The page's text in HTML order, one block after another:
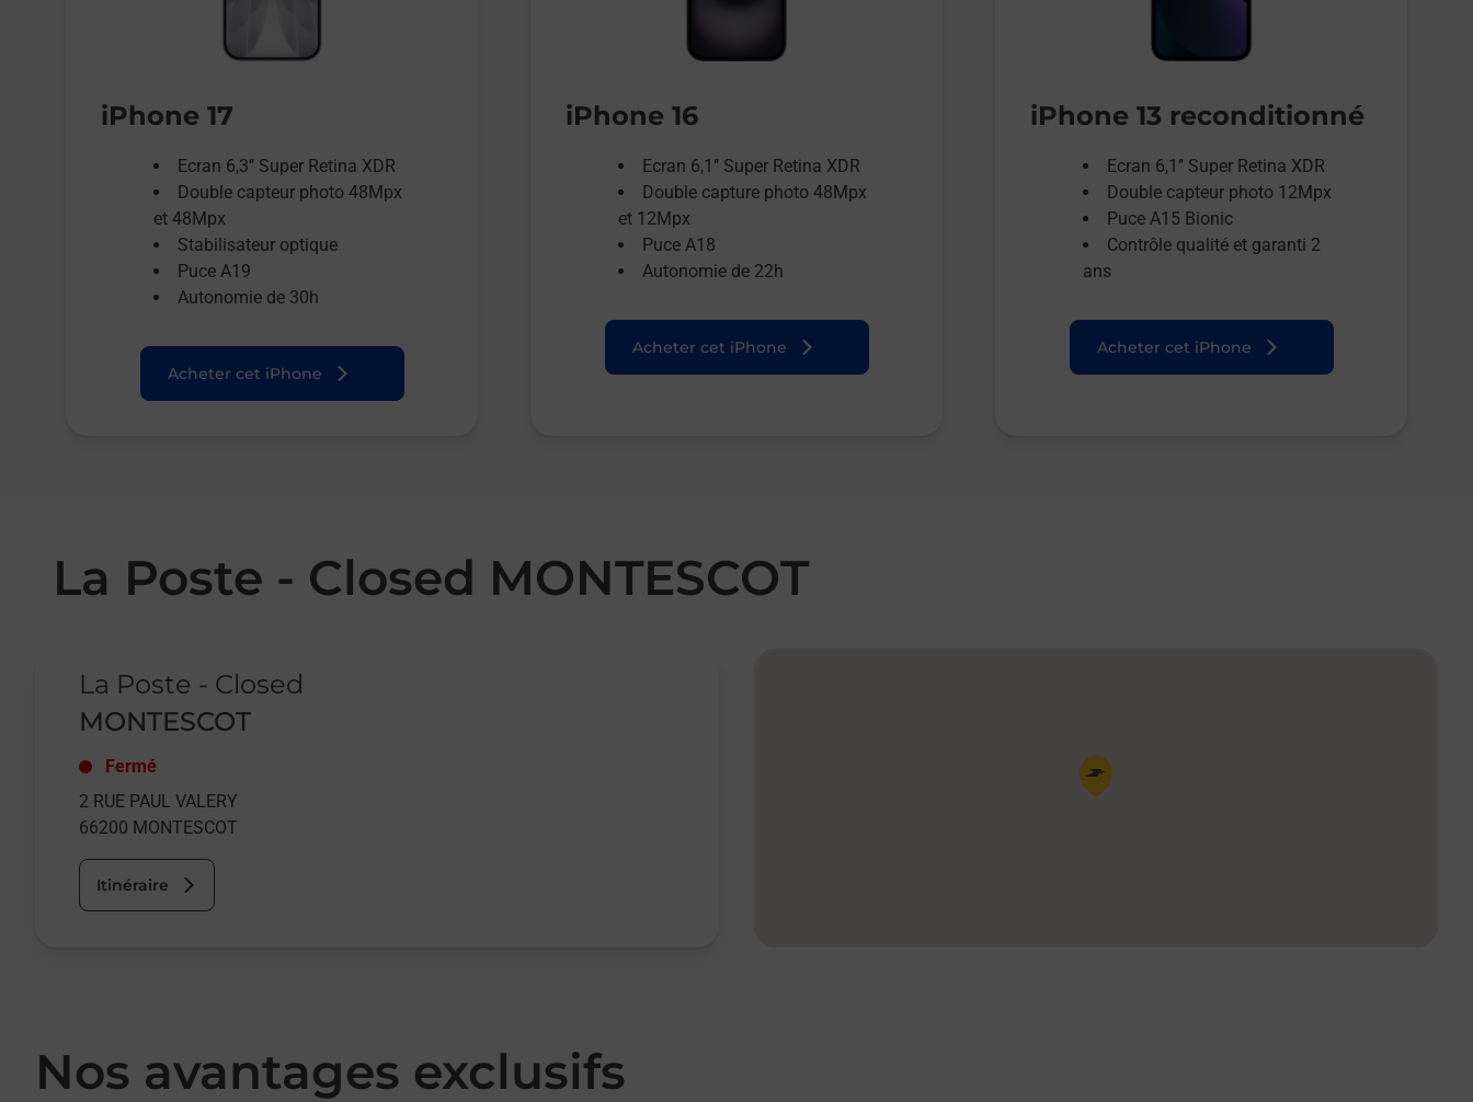
iPhone 17
Ecran 6,3’’ Super Retina XDR
Double capteur photo 48Mpx
et 48Mpx
Stabilisateur optique
Puce A19
Autonomie de 30h
Acheter cet iPhone
iPhone 16
Ecran 6,1’’ Super Retina XDR
Double capture photo 48Mpx
et 12Mpx
Puce A18
Autonomie de 22h
Acheter cet iPhone
iPhone 13 reconditionné
Ecran 6,1’’ Super Retina XDR
Double capteur photo 12Mpx
Puce A15 Bionic
Contrôle qualité et garanti 2
ans
Acheter cet iPhone
La Poste - Closed MONTESCOT
La Poste - Closed
MONTESCOT
Fermé
2 RUE PAUL VALERY
66200 MONTESCOT
Itinéraire
Pin de la carte
Nos avantages exclusifs